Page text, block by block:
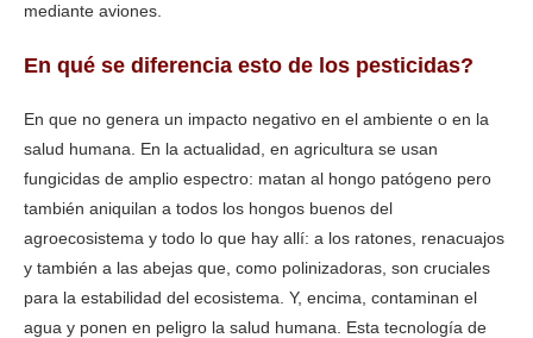
mediante aviones.
En qué se diferencia esto de los pesticidas?
En que no genera un impacto negativo en el ambiente o en la
salud humana. En la actualidad, en agricultura se usan
fungicidas de amplio espectro: matan al hongo patógeno pero
también aniquilan a todos los hongos buenos del
agroecosistema y todo lo que hay allí: a los ratones, renacuajos
y también a las abejas que, como polinizadoras, son cruciales
para la estabilidad del ecosistema. Y, encima, contaminan el
agua y ponen en peligro la salud humana. Esta tecnología de